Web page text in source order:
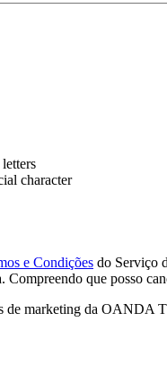
character
e Condições do Serviço
Compreendo que posso
de marketing da OANDA